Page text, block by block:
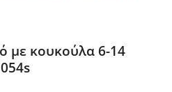
με κουκούλα 6-14